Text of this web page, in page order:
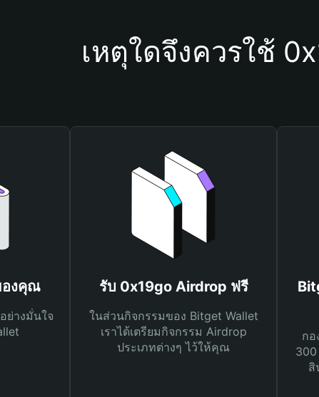
เหตุใดจึงควรใช้
องคุณ
ย่างมั่นใจ
รับ 0x19go Airdrop ฟรี
ในส่วนกิจกรรมของ Bitget Wallet
เราได้เตรียมกิจกรรม Airdrop
ประเภทต่างๆ ไว้ให้คุณ
กอ
สิ